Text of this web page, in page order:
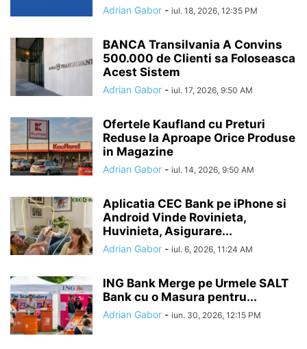
Adrian Gabor - iul. 18, 2026, 12:35 PM
BANCA Transilvania A Convins
500.000 de Clienti sa Foloseasca
Acest Sistem
Adrian Gabor - iul. 17, 2026, 9:50 AM
Ofertele Kaufland cu Preturi
Reduse la Aproape Orice Produse
in Magazine
Adrian Gabor - iul. 14, 2026, 9:50 AM
Aplicatia CEC Bank pe iPhone si
Android Vinde Rovinieta,
Huvinieta, Asigurare...
Adrian Gabor - iul. 6, 2026, 11:24 AM
ING Bank Merge pe Urmele SALT
Bank cu o Masura pentru...
Adrian Gabor - iun. 30, 2026, 12:15 PM